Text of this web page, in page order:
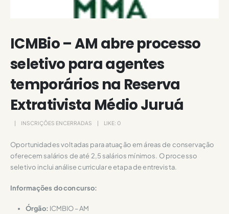
ICMBio – AM abre processo
seletivo para agentes
temporários na Reserva
Extrativista Médio Juruá
INSCRIÇÕES ENCERRADAS LIKE: 0
Oportunidades voltadas para atuação em áreas de conservação
oferecem salários de até 2,5 salários mínimos. O processo
seletivo inclui análise curricular e etapa de entrevista.
Informações do concurso:
Órgão: ICMBIO – AM